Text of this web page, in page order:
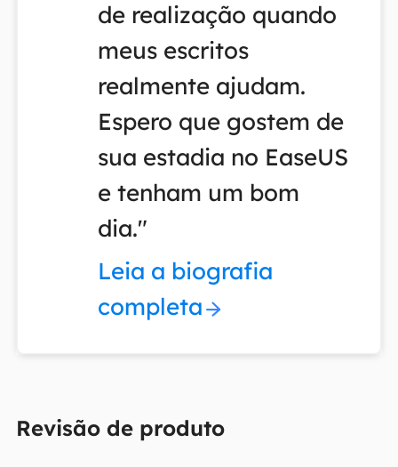
de realização quando
meus escritos
realmente ajudam.
Espero que gostem de
sua estadia no EaseUS
e tenham um bom
dia."
Leia a biografia
completa
Revisão de produto